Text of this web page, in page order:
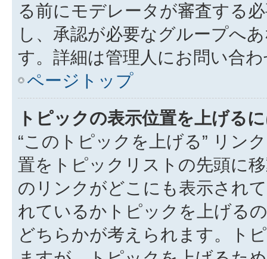
る前にモデレータが審査する
し、承認が必要なグループへ
す。詳細は管理人にお問い合
ページトップ
トピックの表示位置を上げる
“このトピックを上げる” リン
置をトピックリストの先頭に
のリンクがどこにも表示され
れているかトピックを上げる
どちらかが考えられます。ト